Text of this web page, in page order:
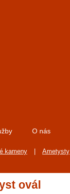
O nás
kameny Ametysty
ovál